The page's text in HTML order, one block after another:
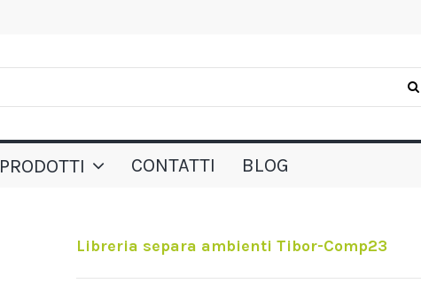
PRODOTTI CONTATTI BLOG
Libreria separa ambienti Tibor-Comp23